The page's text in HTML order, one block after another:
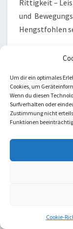
Um dir ein optimales
Cookies, um
Wenn du diesen
Surfverhalten oder
Zustimmung nicht
Funktionen
Cookie-
Rittigkeit –
und
Hengstfohlen
:
holsteiner foal
further
hesitate to get
personal.